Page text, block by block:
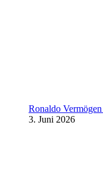
Ronaldo
3. Juni 2026